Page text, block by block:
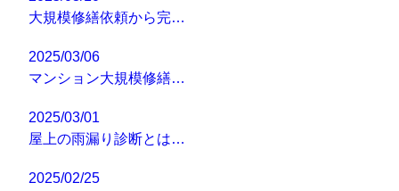
大規模修繕依頼から完…
2025/03/06
マンション大規模修繕…
2025/03/01
屋上の雨漏り診断とは…
2025/02/25